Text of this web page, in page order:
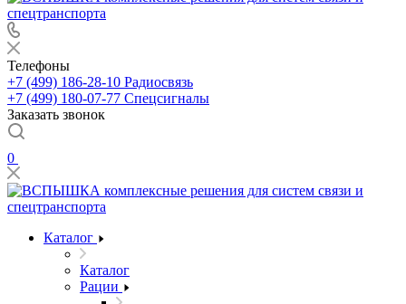
Телефоны
+7 (499) 186-28-10 Радиосвязь
+7 (499) 180-07-77 Спецсигналы
Заказать звонок
0
Каталог
Каталог
Рации